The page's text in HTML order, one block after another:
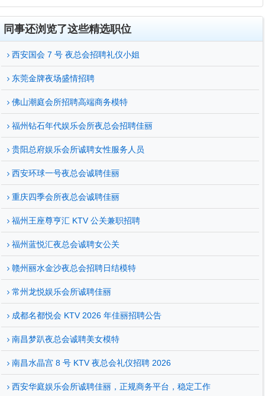
同事还浏览了这些精选职位
西安国会 7 号 夜总会招聘礼仪小姐
东莞金牌夜场盛情招聘
佛山潮庭会所招聘高端商务模特
福州钻石年代娱乐会所夜总会招聘佳丽
贵阳总府娱乐会所诚聘女性服务人员
西安环球一号夜总会诚聘佳丽
重庆四季会所夜总会诚聘佳丽
福州王座尊亨汇 KTV 公关兼职招聘
福州蓝悦汇夜总会诚聘女公关
赣州丽水金沙夜总会招聘日结模特
常州龙悦娱乐会所诚聘佳丽
成都名都悦会 KTV 2026 年佳丽招聘公告
南昌梦趴夜总会诚聘美女模特
南昌水晶宫 8 号 KTV 夜总会礼仪招聘 2026
西安华庭娱乐会所诚聘佳丽，正规商务平台，稳定工作